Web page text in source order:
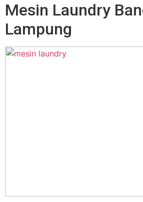
Mesin Laundry
Lampung